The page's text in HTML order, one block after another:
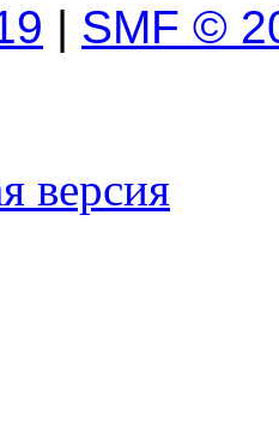
| SMF ©
версия